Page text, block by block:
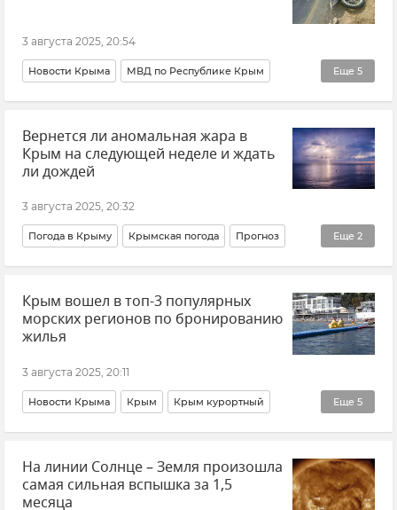
3 августа 2025, 20:54
Еще 5
Новости Крыма МВД по Республике Крым
Алушта Происшествия
ДТП в Крыму и Севастополе
Госавтоинспекция Крыма
Вернется ли аномальная жара в
Крым на следующей неделе и ждать
ли дождей
3 августа 2025, 20:32
Еще 2
Погода в Крыму Крымская погода Прогноз
Новости Крыма Крымский гидрометцентр
Крым вошел в топ-3 популярных
морских регионов по бронированию
жилья
3 августа 2025, 20:11
Еще 5
Новости Крыма Крым Крым курортный
Курортный сезон Отдых в Крыму
Жилье в Крыму Туризм в Крыму Рейтинг
На линии Солнце – Земля произошла
самая сильная вспышка за 1,5
месяца